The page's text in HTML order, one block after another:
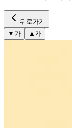
뒤로가기
▼ 가 ▲ 가